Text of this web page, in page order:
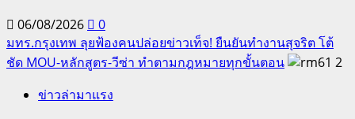
06/08/2026
0
มทร.กรุงเทพ ลุยฟ้องคนปล่อยข่าวเท็จ! ยืนยันทำงานสุจริต โต้
ชัด MOU-หลักสูตร-วีซ่า ทำตามกฎหมายทุกขั้นตอน
2
ข่าวล่ามาแรง